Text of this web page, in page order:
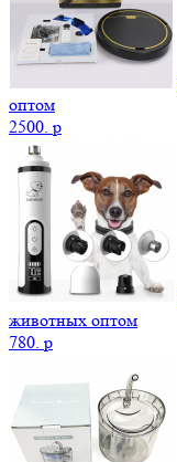
оптом
2500. p
животных оптом
780. p